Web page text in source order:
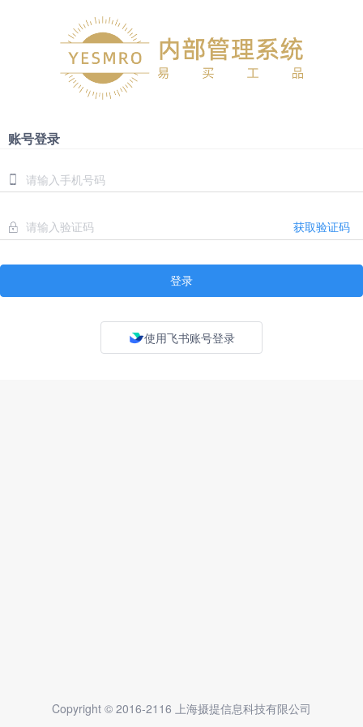
账号登录
获取验证码
登录
使用飞书账号登录
Copyright © 2016-2116 上海摄提信息科技有限公司